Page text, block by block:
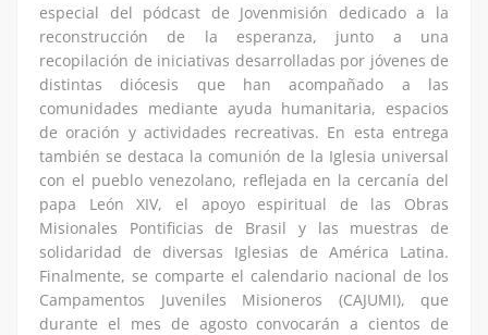
especial del pódcast de Jovenmisión dedicado a la
reconstrucción de la esperanza, junto a una
recopilación de iniciativas desarrolladas por jóvenes de
distintas diócesis que han acompañado a las
comunidades mediante ayuda humanitaria, espacios
de oración y actividades recreativas. En esta entrega
también se destaca la comunión de la Iglesia universal
con el pueblo venezolano, reflejada en la cercanía del
papa León XIV, el apoyo espiritual de las Obras
Misionales Pontificias de Brasil y las muestras de
solidaridad de diversas Iglesias de América Latina.
Finalmente, se comparte el calendario nacional de los
Campamentos Juveniles Misioneros (CAJUMI), que
durante el mes de agosto convocarán a cientos de